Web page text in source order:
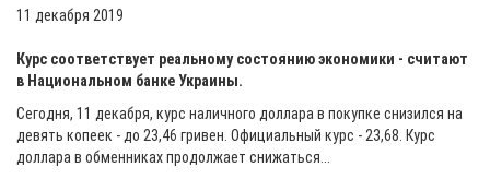
11 декабря 2019
Курс соответствует реальному состоянию экономики - считают
в Национальном банке Украины.
Сегодня, 11 декабря, курс наличного доллара в покупке снизился на
девять копеек - до 23,46 гривен. Официальный курс - 23,68. Курс
доллара в обменниках продолжает снижаться...